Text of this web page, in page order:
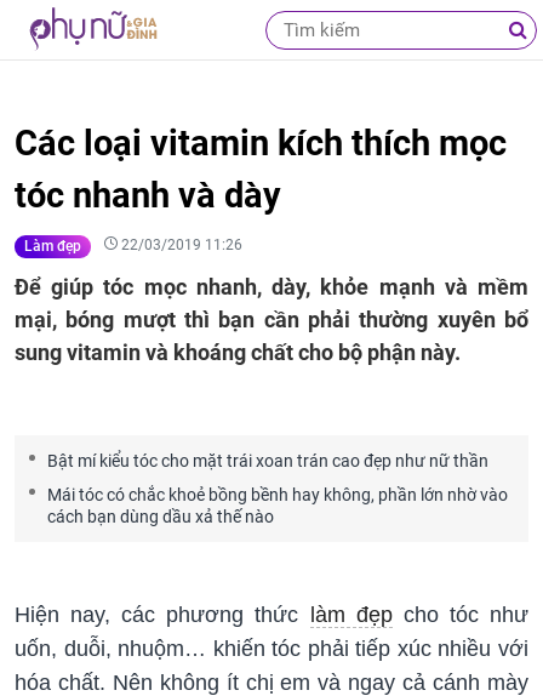
Các loại vitamin kích thích mọc
tóc nhanh và dày
Làm đẹp 22/03/2019 11:26
Để giúp tóc mọc nhanh, dày, khỏe mạnh và mềm
mại, bóng mượt thì bạn cần phải thường xuyên bổ
sung vitamin và khoáng chất cho bộ phận này.
Bật mí kiểu tóc cho mặt trái xoan trán cao đẹp như nữ thần
Mái tóc có chắc khoẻ bồng bềnh hay không, phần lớn nhờ vào
cách bạn dùng dầu xả thế nào
Hiện nay, các phương thức làm đẹpcho tóc như
uốn, duỗi, nhuộm… khiến tóc phải tiếp xúc nhiều với
hóa chất. Nên không ít chị em và ngay cả cánh mày